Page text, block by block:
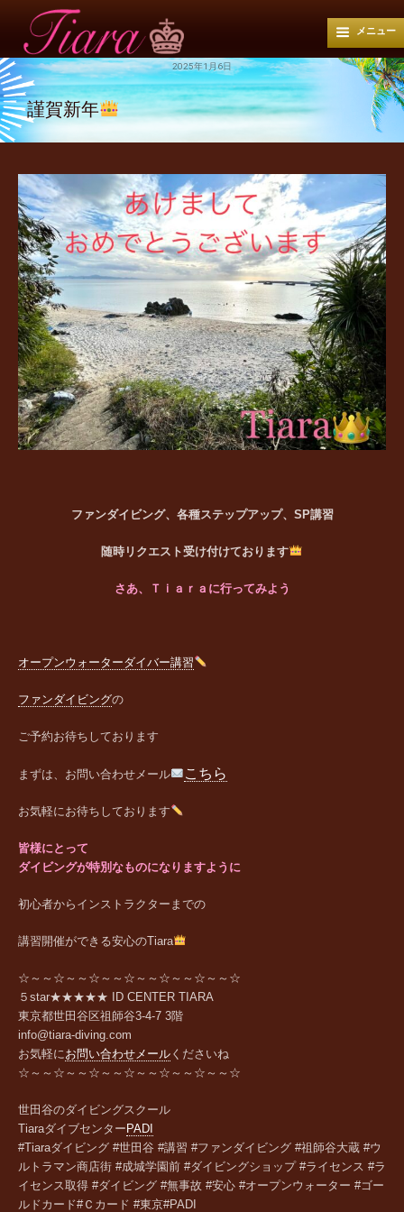
メニュー
2025年1月6日
謹賀新年
ファンダイビング、各種ステップアップ、SP講習
随時リクエスト受け付けております
さあ、Ｔｉａｒａに行ってみよう
オープンウォーターダイバー講習
ファンダイビングの
ご予約お待ちしております
まずは、お問い合わせメール こちら
お気軽にお待ちしております
皆様にとって
ダイビングが特別なものになりますように
初心者からインストラクターまでの
講習開催ができる安心のTiara
☆～～☆～～☆～～☆～～☆～～☆～～☆
５star★★★★★ ID CENTER TIARA
東京都世田谷区祖師谷3-4-7 3階
info@tiara-diving.com
お気軽にお問い合わせメール くださいね
☆～～☆～～☆～～☆～～☆～～☆～～☆
世田谷のダイビングスクール
Tiaraダイブセンター PADI
#Tiaraダイビング #世田谷 #講習 #ファンダイビング #祖師谷大蔵 #ウ
ルトラマン商店街 #成城学園前 #ダイビングショップ #ライセンス #ラ
イセンス取得 #ダイビング #無事故 #安心 #オープンウォーター #ゴー
ルドカード#Ｃカード #東京#PADI